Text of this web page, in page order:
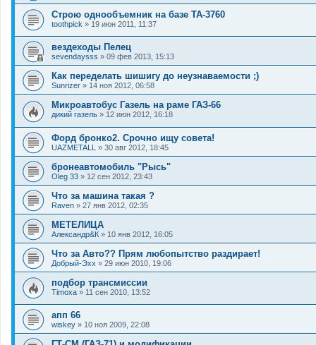
Строю однообъемник на базе ТА-3760
toothpick » 19 июн 2011, 11:37
вездеходы Пелец
sevendaysss » 09 фев 2013, 15:13
Как переделать шишигу до неузнаваемости ;)
Sunrizer » 14 ноя 2012, 06:58
Микроавтобус Газель на раме ГАЗ-66
дикий газель » 12 июн 2012, 16:18
Форд бронко2. Срочно ищу совета!
UAZMETALL » 30 авг 2012, 18:45
бронеавтомобиль "Рысь"
Oleg 33 » 12 сен 2012, 23:43
Что за машина такая ?
Raven » 27 янв 2012, 02:35
МЕТЕЛИЦА
Александр&К » 10 янв 2012, 16:05
Что за Авто?? Прям любопытство раздирает!
Добрый-Эхх » 29 июн 2010, 19:06
подбор трансмиссии
Timoxa » 11 сен 2010, 13:52
апп 66
wiskey » 10 ноя 2009, 22:08